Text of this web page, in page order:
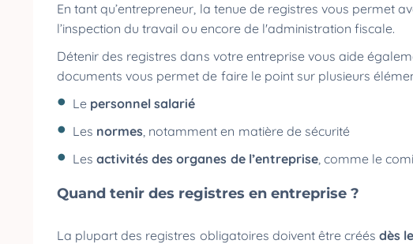
En tant qu’entrepreneur, la tenue de registres vous permet
l’inspection du travail ou encore de l'administration fiscale.
Détenir des registres dans votre entreprise vous aide
documents vous permet de faire le point sur plusieurs
Le personnel salarié
Les normes, notamment en matière de sécurité
Lesactivités des organes de l’entreprise, comme le
Quand tenir des registres en entreprise ?
La plupart des registres obligatoires doivent être créésdès